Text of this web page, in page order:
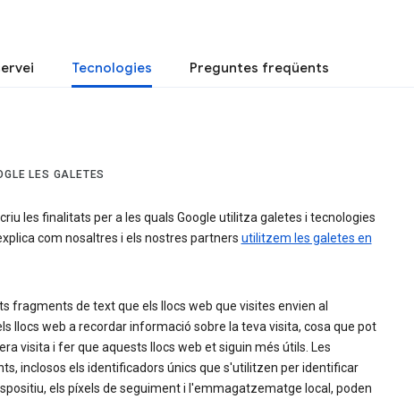
Tecnologies Preguntes freqüents
LES GALETES
les finalitats per a les quals Google utilitza galetes i tecnologies
com nosaltres i els nostres partners utilitzem les galetes en
fragments de text que els llocs web que visites envien al
llocs web a recordar informació sobre la teva visita, cosa que pot
visita i fer que aquests llocs web et siguin més útils. Les
inclosos els identificadors únics que s'utilitzen per identificar
els píxels de seguiment i l'emmagatzematge local, poden